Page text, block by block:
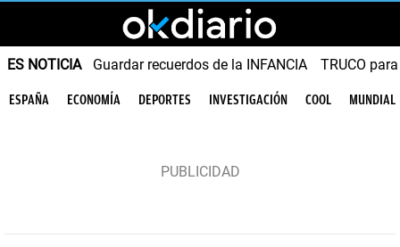
ES NOTICIA Guardar recuerdos de la INFANCIA TRUCO
ESPAÑA ECONOMÍA DEPORTES INVESTIGACIÓN COOL MUNDIAL